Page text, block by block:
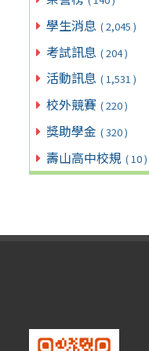
學生消息 ( 2,045 )
考試訊息 ( 204 )
活動訊息 ( 1,531 )
校外競賽 ( 220 )
獎助學金 ( 320 )
壽山高中校規 ( 10 )